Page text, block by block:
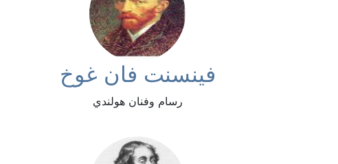
فينسنت فان غوخ
رسام وفنان هولندي